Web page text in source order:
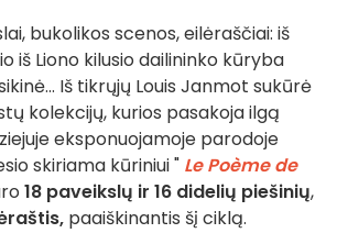
bukolikos scenos, eilėraščiai: iš
iš Liono kilusio dailininko kūryba
Iš tikrųjų Louis Janmot sukūrė
kolekcijų, kurios pasakoja ilgą
eksponuojamoje parodoje
skiriama kūriniui " Le Poème de
18 paveikslų ir 16 didelių piešinių,
paaiškinantis šį ciklą.